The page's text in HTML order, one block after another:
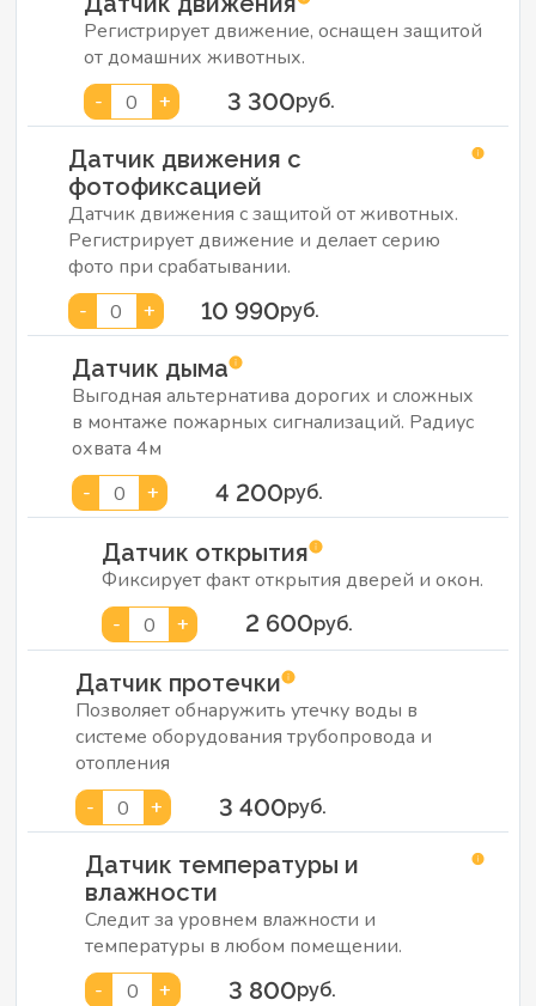
Регистрирует движение, оснащен защитой
от домашних животных.
-
0 + 3 300руб.
Датчик движения с
фотофиксацией
Датчик движения с защитой от животных.
Регистрирует движение и делает серию
фото при срабатывании.
-
0 + 10 990руб.
Датчик дыма
Выгодная альтернатива дорогих и сложных
в монтаже пожарных сигнализаций. Радиус
охвата 4м
-
0 + 4 200руб.
Датчик открытия
Фиксирует факт открытия дверей и окон.
-
0 + 2 600руб.
Датчик протечки
Позволяет обнаружить утечку воды в
системе оборудования трубопровода и
отопления
-
0 + 3 400руб.
Датчик температуры и
влажности
Следит за уровнем влажности и
температуры в любом помещении.
-
0 + 3 800руб.